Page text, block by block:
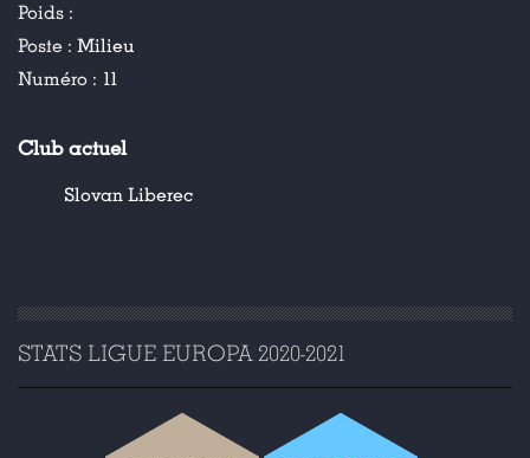
Poids :
Poste : Milieu
Numéro : 11
Club actuel
Slovan Liberec
STATS LIGUE EUROPA 2020-2021